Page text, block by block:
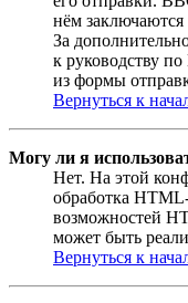
нём
За
к руководству
из формы
Вернуться к
Могу ли я
Нет. На этой
обработка
возможностей
может быть
Вернуться к